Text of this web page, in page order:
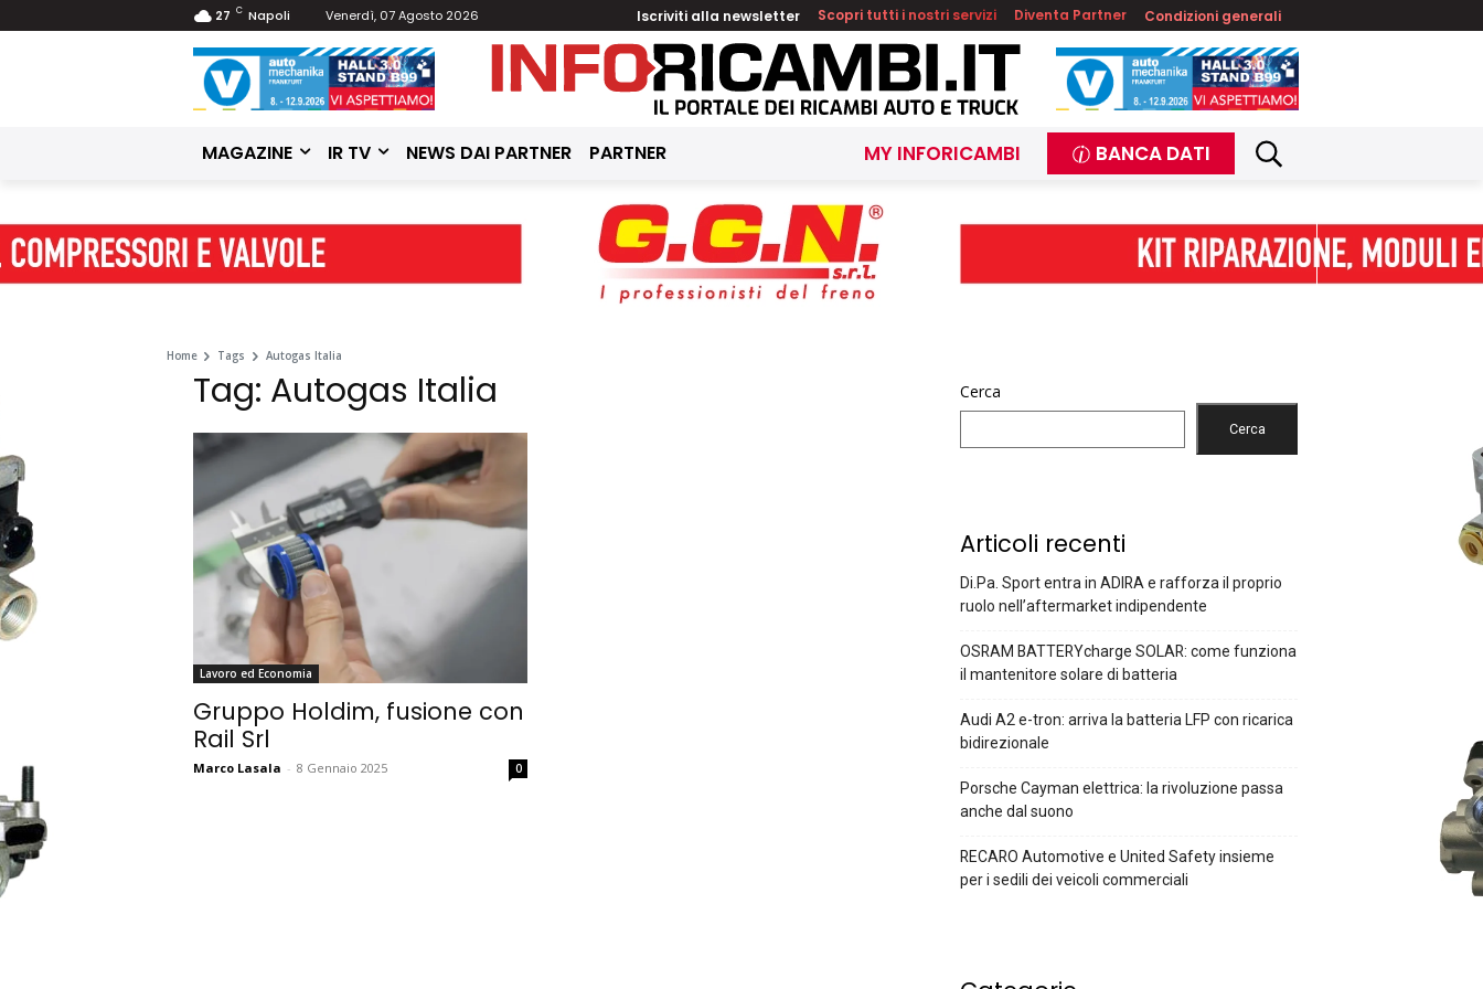
27 C Napoli Venerdì, 07 Agosto 2026 Iscriviti alla newsletter Scopri tutti i nostri servizi Diventa Partner Condizioni generali
MAGAZINE IR TV NEWS DAI PARTNER PARTNER MY INFORICAMBI BANCA DATI
Home Tags Autogas Italia
Tag: Autogas Italia
Lavoro ed Economia
Gruppo Holdim, fusione con
Rail Srl
Marco Lasala - 8 Gennaio 2025 0
Cerca
Cerca
Articoli recenti
Di.Pa. Sport entra in ADIRA e rafforza il proprio
ruolo nell’aftermarket indipendente
OSRAM BATTERYcharge SOLAR: come funziona
il mantenitore solare di batteria
Audi A2 e-tron: arriva la batteria LFP con ricarica
bidirezionale
Porsche Cayman elettrica: la rivoluzione passa
anche dal suono
RECARO Automotive e United Safety insieme
per i sedili dei veicoli commerciali